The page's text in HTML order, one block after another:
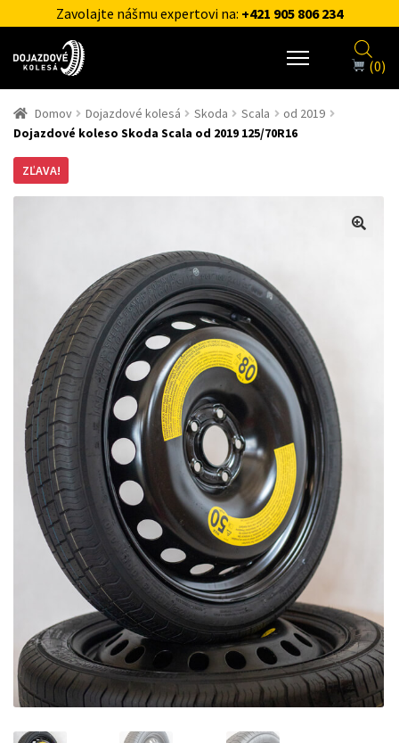
Zavolajte nášmu expertovi na: +421 905 806 234
(0)
Domov Dojazdové kolesá Skoda Scala
od 2019
Dojazdové koleso Skoda Scala od 2019 125/70R16
ZĽAVA!